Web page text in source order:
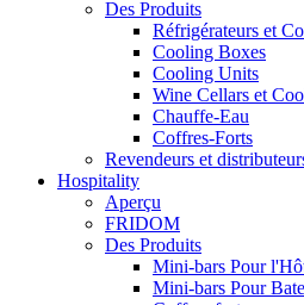
Des Produits
Réfrigérateurs et
Cooling Boxes
Cooling Units
Wine Cellars et
Chauffe-Eau
Coffres-Forts
Revendeurs et
Hospitality
Aperçu
FRIDOM
Des Produits
Mini-bars Pour
Mini-bars Pour